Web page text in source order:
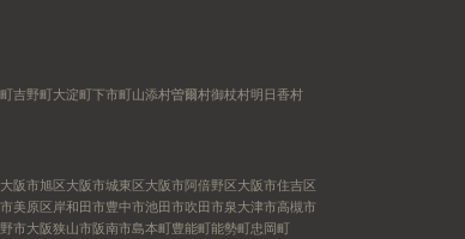
吉野町大淀町下市町山添村曽爾村御杖村明日香村
大阪市旭区大阪市城東区大阪市阿倍野区大阪市住吉区
美原区岸和田市豊中市池田市吹田市泉大津市高槻市
市大阪狭山市阪南市島本町豊能町能勢町忠岡町